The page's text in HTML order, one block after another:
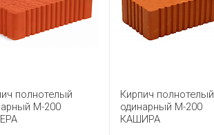
полнотелый
М-200
Кирпич полнотелый
одинарный М-200
КАШИРА